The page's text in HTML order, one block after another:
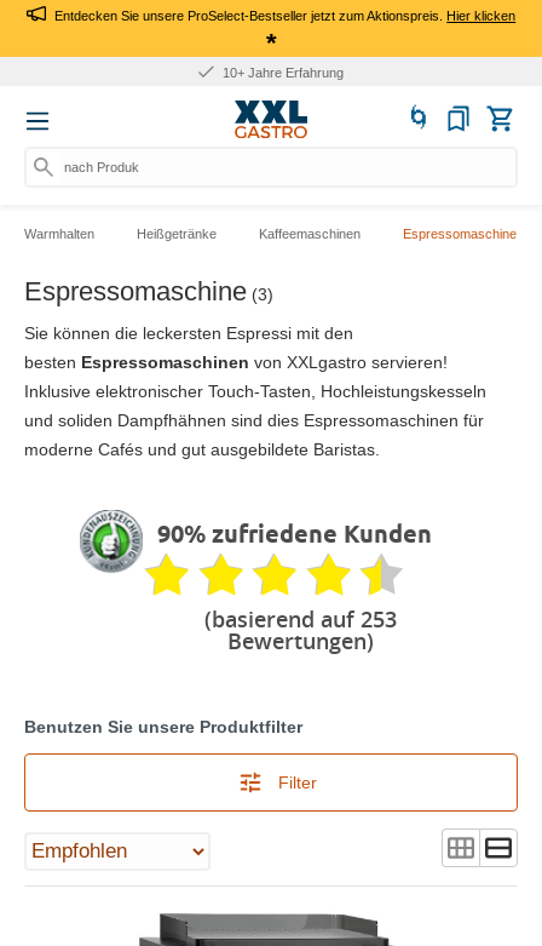
Entdecken Sie unsere ProSelect-Bestseller jetzt zum Aktionspreis.Hier klicken
*
10+ Jahre Erfahrung
nach Produkt,
Warmhalten Heißgetränke Kaffeemaschinen Espressomaschine
Espressomaschine (3)
Sie können die leckersten Espressi mit den
besten Espressomaschinen von XXLgastro servieren!
Inklusive elektronischer Touch-Tasten, Hochleistungskesseln
und soliden Dampfhähnen sind dies Espressomaschinen für
moderne Cafés und gut ausgebildete Baristas.
90% zufriedene Kunden
(basierend auf 253
Bewertungen)
Benutzen Sie unsere Produktfilter
Filter